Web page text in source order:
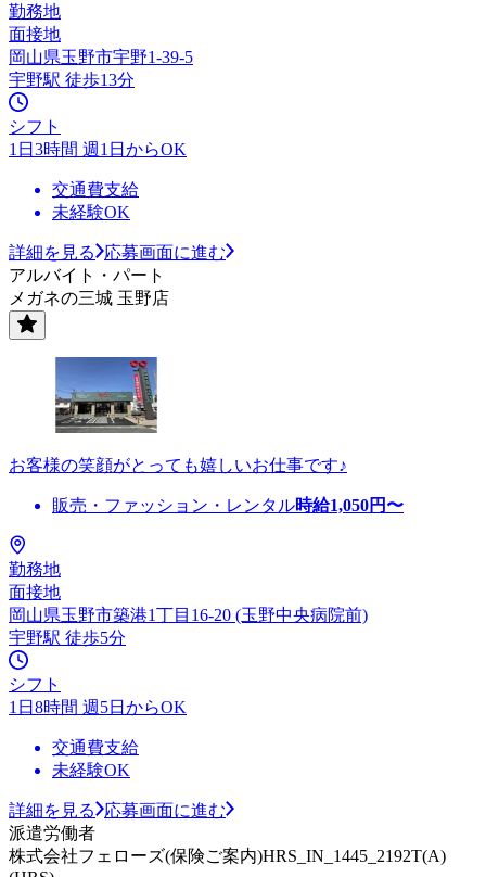
勤務地
面接地
岡山県玉野市宇野1-39-5
宇野駅 徒歩13分
シフト
1日3時間 週1日からOK
交通費支給
未経験OK
詳細を見る
応募画面に進む
アルバイト・パート
メガネの三城 玉野店
お客様の笑顔がとっても嬉しいお仕事です♪
販売・ファッション・レンタル時給1,050円〜
勤務地
面接地
岡山県玉野市築港1丁目16-20 (玉野中央病院前)
宇野駅 徒歩5分
シフト
1日8時間 週5日からOK
交通費支給
未経験OK
詳細を見る
応募画面に進む
派遣労働者
株式会社フェローズ(保険ご案内)HRS_IN_1445_2192T(A)